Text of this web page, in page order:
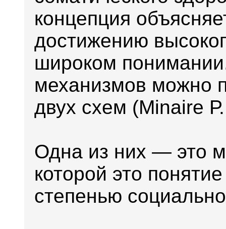
концепция
достижению
широком
механизмов можно
двух схем (Minairе
Одна из них — это
которой это
степенью